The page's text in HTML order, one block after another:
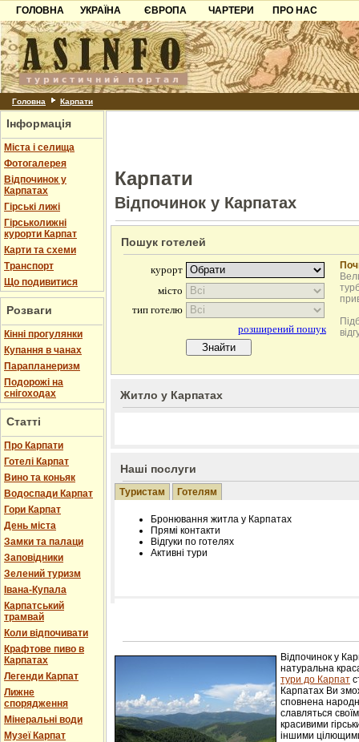
ГОЛОВНА
УКРАЇНА
Карпати
Азов
Причорноморря
Шацьк
ЄВРОПА
Чорногорія
Хорватія
Болгарія
ЧАРТЕРИ
ПРО НАС
Контакти
Партнерам
Додати готель
Головна Карпати
Інформація
Міста і селища
Фотогалерея
Відпочинок у
Карпатах
Гірські лижі
Гірськолижні
курорти Карпат
Карти та схеми
Транспорт
Що подивитися
Розваги
Кінні прогулянки
Купання в чанах
Парапланеризм
Подорожі на
снігоходах
Статті
Про Карпати
Готелі Карпат
Вино та коньяк
Водоспади Карпат
Гори Карпат
День міста
Замки та палаци
Заповідники
Зелений туризм
Івана-Купала
Карпатський
трамвай
Коли відпочивати
Крафтове пиво в
Карпатах
Легенди Карпат
Лижне
спорядження
Мінеральні води
Музеї Карпат
Карпати
Відпочинок у Карпатах
Пошук готелей
Житло у Карпатах
Наші послуги
Туристам Готелям
Бронювання житла у Карпатах
Прямі контакти
Відгуки по готелях
Активні тури
Лічільник відвідувачів
Відпочинок у
натуральна
тури до Карпат
Карпатах Ви
сповнена
славляться
красивими
іншими